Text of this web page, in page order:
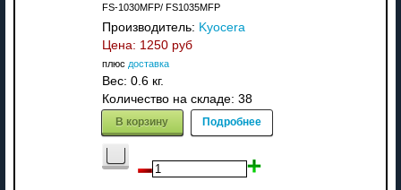
FS-1030MFP/ FS1035MFP
Производитель: Kyocera
Цена: 1250 руб
плюс доставка
Вес: 0.6 кг.
Количество на складе: 38
В корзину Подробнее